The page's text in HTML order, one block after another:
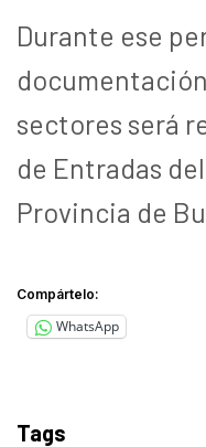
Durante ese
sectores será
de Entradas
Provincia de
Compártelo:
WhatsApp
Tags